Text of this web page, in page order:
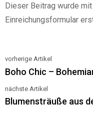
Dieser Beitrag wurde
Einreichungsformular
See
more
vorherige Artikel
Boho Chic –
nächste Artikel
Blumensträuße aus